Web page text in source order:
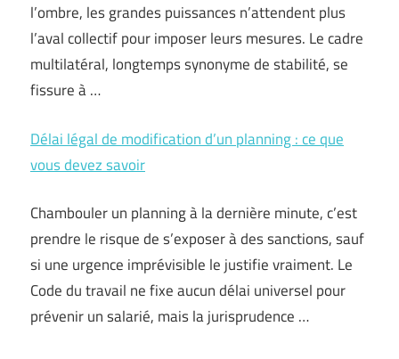
l’ombre, les grandes puissances n’attendent plus
l’aval collectif pour imposer leurs mesures. Le cadre
multilatéral, longtemps synonyme de stabilité, se
fissure à …
Délai légal de modification d’un planning : ce que
vous devez savoir
Chambouler un planning à la dernière minute, c’est
prendre le risque de s’exposer à des sanctions, sauf
si une urgence imprévisible le justifie vraiment. Le
Code du travail ne fixe aucun délai universel pour
prévenir un salarié, mais la jurisprudence …